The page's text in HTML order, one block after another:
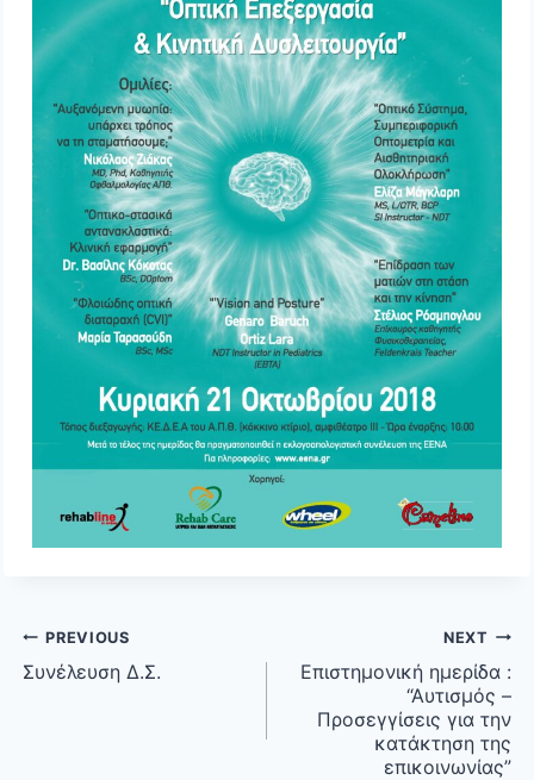
Post
navigation
PREVIOUS
Συνέλευση Δ.Σ.
NEXT
Επιστημονική ημερίδα :
“Αυτισμός –
Προσεγγίσεις για την
κατάκτηση της
επικοινωνίας”